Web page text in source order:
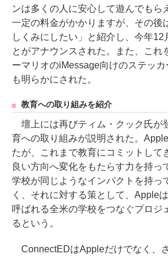
ンは多くの人に安心して遊んでもら
一定の料金がかかりますが、その後
しくみにしたい」と紹介し、今年12
とがアナウンスされた。また、これ
ーマリオのiMessage向けのステッ
も明らかにされた。
教育への取り組みを紹介
壇上には再びティム・クック氏が
育への取り組みが説明された。
たが、これまで教育にコミットして
良い方向へ変化をもたらす力を持っ
学校が同じようなインパクトを持っ
く、それに対する策として、Apple
呼ばれる全米の学校をつなぐプロジ
るという。
ConnectEDはAppleだけでなく、